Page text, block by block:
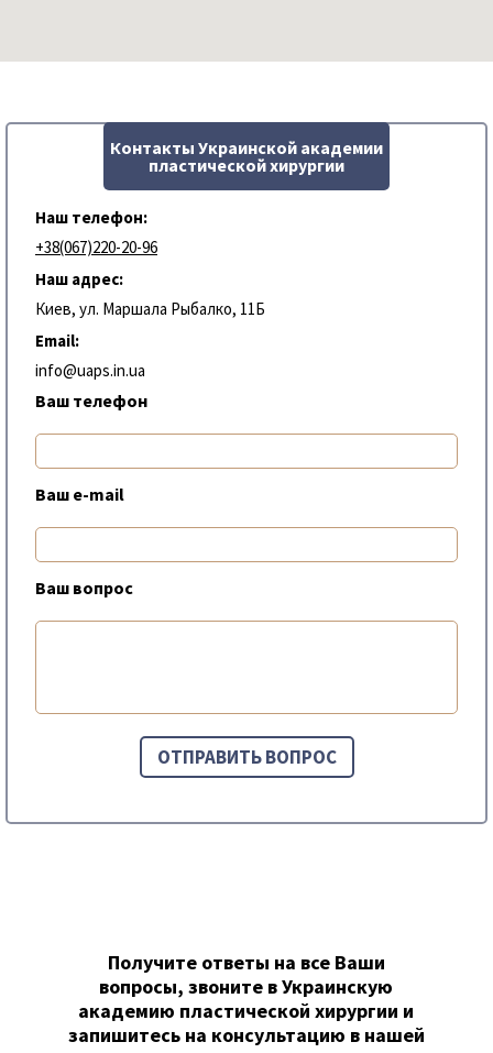
Контакты Украинской академии
пластической хирургии
Наш телефон:
+38(067)220-20-96
Наш адрес:
Киев, ул. Маршала Рыбалко, 11Б
Email:
info@uaps.in.ua
Ваш телефон
Ваш e-mail
Ваш вопрос
Получите ответы на все Ваши
вопросы, звоните в Украинскую
академию пластической хирургии и
запишитесь на консультацию в нашей